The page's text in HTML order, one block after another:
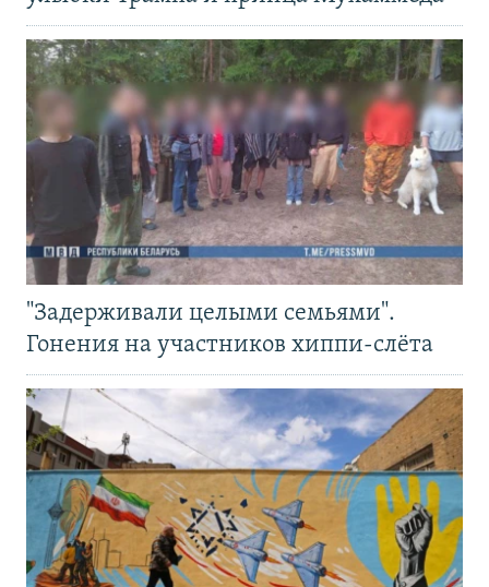
"Задерживали целыми семьями".
Гонения на участников хиппи-слёта